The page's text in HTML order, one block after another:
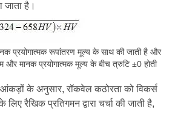
जाता है।
प्रयोगात्मक रूपांतरण मूल्य के साथ की जाती है और
और मानक प्रयोगात्मक मूल्य के बीच त्रुटि ±0 होती
आंकड़ों के अनुसार, रॉकवेल कठोरता को विकर्स
लिए रैखिक प्रतिगमन द्वारा चर्चा की जाती है,